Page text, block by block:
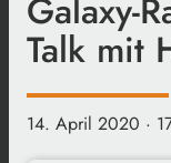
Galaxy-
Talk mit
14. April 2020 ·